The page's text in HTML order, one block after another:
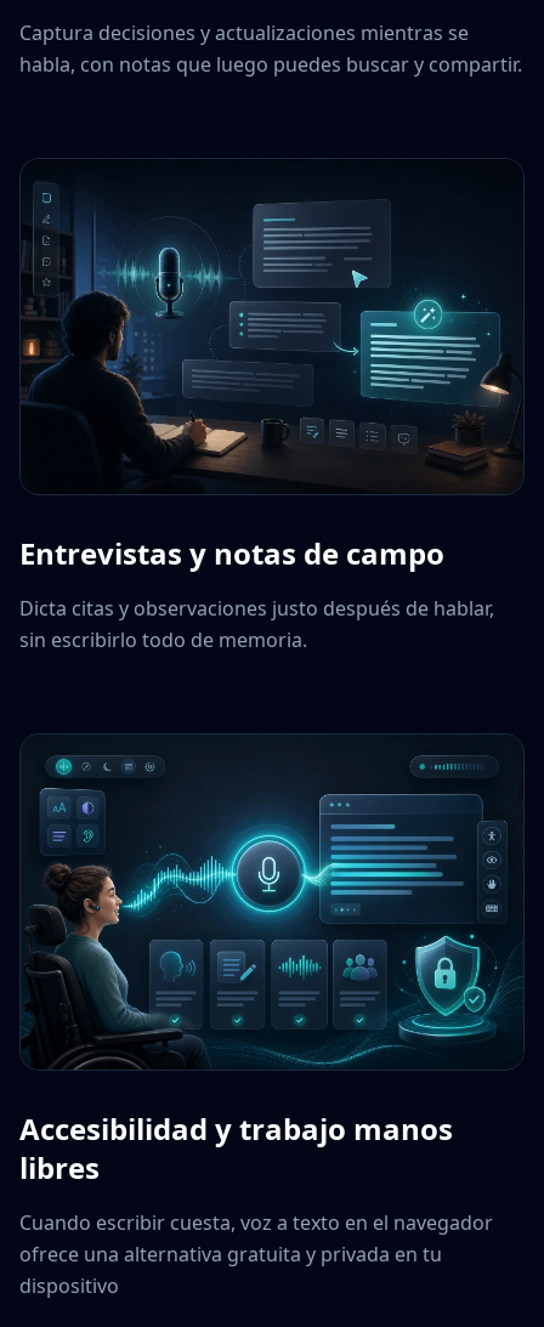
Captura decisiones y actualizaciones mientras se
habla, con notas que luego puedes buscar y compartir.
Entrevistas y notas de campo
Dicta citas y observaciones justo después de hablar,
sin escribirlo todo de memoria.
Accesibilidad y trabajo manos
libres
Cuando escribir cuesta, voz a texto en el navegador
ofrece una alternativa gratuita y privada en tu
dispositivo